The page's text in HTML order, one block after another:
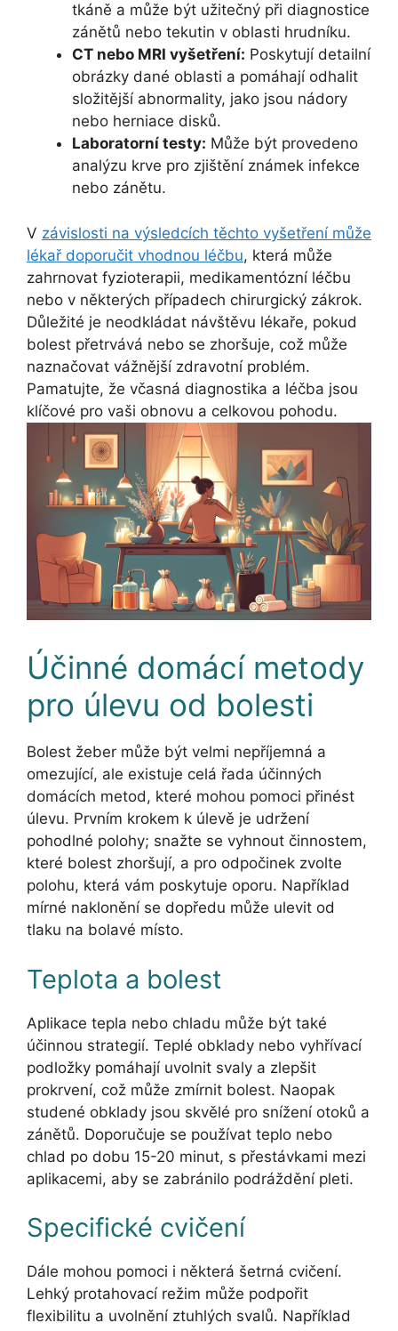
tkáně a může být užitečný při diagnostice
zánětů nebo tekutin v oblasti hrudníku.
CT nebo MRI vyšetření: Poskytují detailní
obrázky dané oblasti a pomáhají odhalit
složitější abnormality, jako jsou nádory
nebo herniace disků.
Laboratorní testy: Může být provedeno
analýzu krve pro zjištění známek infekce
nebo zánětu.
V závislosti na výsledcích těchto vyšetření může
lékař doporučit vhodnou léčbu, která může
zahrnovat fyzioterapii, medikamentózní léčbu
nebo v některých případech chirurgický zákrok.
Důležité je neodkládat návštěvu lékaře, pokud
bolest přetrvává nebo se zhoršuje, což může
naznačovat vážnější zdravotní problém.
Pamatujte, že včasná diagnostika a léčba jsou
klíčové pro vaši obnovu a celkovou pohodu.
Účinné domácí metody
pro úlevu od bolesti
Bolest žeber může být velmi nepříjemná a
omezující, ale existuje celá řada účinných
domácích metod, které mohou pomoci přinést
úlevu. Prvním krokem k úlevě je udržení
pohodlné polohy; snažte se vyhnout činnostem,
které bolest zhoršují, a pro odpočinek zvolte
polohu, která vám poskytuje oporu. Například
mírné naklonění se dopředu může ulevit od
tlaku na bolavé místo.
Teplota a bolest
Aplikace tepla nebo chladu může být také
účinnou strategií. Teplé obklady nebo vyhřívací
podložky pomáhají uvolnit svaly a zlepšit
prokrvení, což může zmírnit bolest. Naopak
studené obklady jsou skvělé pro snížení otoků a
zánětů. Doporučuje se používat teplo nebo
chlad po dobu 15-20 minut, s přestávkami mezi
aplikacemi, aby se zabránilo podráždění pleti.
Specifické cvičení
Dále mohou pomoci i některá šetrná cvičení.
Lehký protahovací režim může podpořit
flexibilitu a uvolnění ztuhlých svalů. Například